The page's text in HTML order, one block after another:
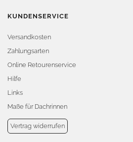
KUNDENSERVICE
Versandkosten
Zahlungsarten
Online Retourenservice
Hilfe
Links
Maße für Dachrinnen
Vertrag widerrufen